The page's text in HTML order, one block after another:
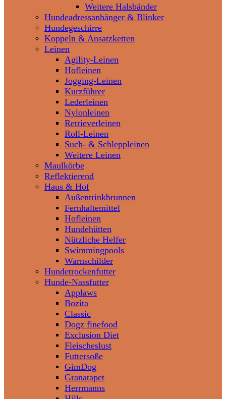
Weitere Halsbänder
Hundeadressanhänger & Blinker
Hundegeschirre
Koppeln & Ansatzketten
Leinen
Agility-Leinen
Hofleinen
Jogging-Leinen
Kurzführer
Lederleinen
Nylonleinen
Retrieverleinen
Roll-Leinen
Such- & Schleppleinen
Weitere Leinen
Maulkörbe
Reflektierend
Haus & Hof
Außentrinkbrunnen
Fernhaltemittel
Hofleinen
Hundehütten
Nützliche Helfer
Swimmingpools
Warnschilder
Hundetrockenfutter
Hunde-Nassfutter
Applaws
Bozita
Classic
Dogz finefood
Exclusion Diet
Fleischeslust
Futtersoße
GimDog
Granatapet
Herrmanns